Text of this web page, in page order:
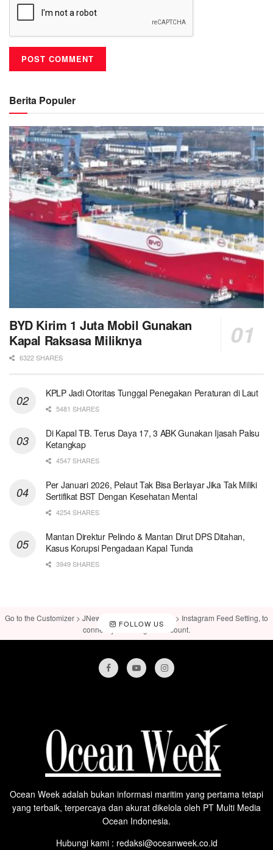
Berita Populer
BYD Kirim 1 Juta Mobil Gunakan
Kapal Raksasa Miliknya
6322 SHARES
KPLP Jadi Otoritas Tunggal Penegakan Peraturan di Laut
5481 SHARES
Di Kapal TB. Terus Daya 17, 3 ABK Gunakan Ijasah Palsu
Ketangkap
4547 SHARES
Per Januari 2026, Pelaut Tak Bisa Berlayar Jika Tak Miliki
Sertifikat BST Dengan Kesehatan Mental
4254 SHARES
Mantan Direktur Pelindo & Mantan Dirut DPS Ditahan,
Kasus Korupsi Pengadaan Kapal Tunda
3949 SHARES
FOLLOW US
Go to the Customizer > JNews : Social, Like & View > Instagram Feed Setting, to
connect your Instagram account.
Ocean Week adalah bukan informasi maritim yang pertama tetapi
yang terbaik, terpercaya dan akurat dikelola oleh PT Multi Media
Ocean Indonesia.
Hubungi kami : redaksi@oceanweek.co.id